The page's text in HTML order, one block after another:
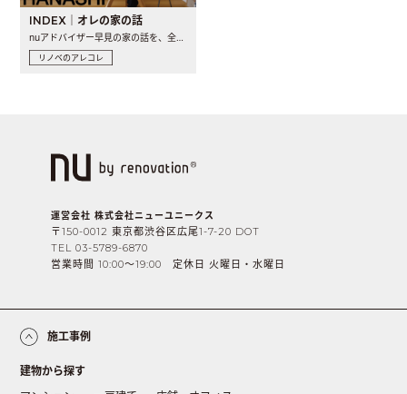
INDEX｜オレの家の話
リノベのアレコレ
運営会社 株式会社ニューユニークス
〒150-0012 東京都渋谷区広尾1-7-20 DOT
TEL 03-5789-6870
営業時間 10:00〜19:00 定休日 火曜日・水曜日
施工事例
建物から探す